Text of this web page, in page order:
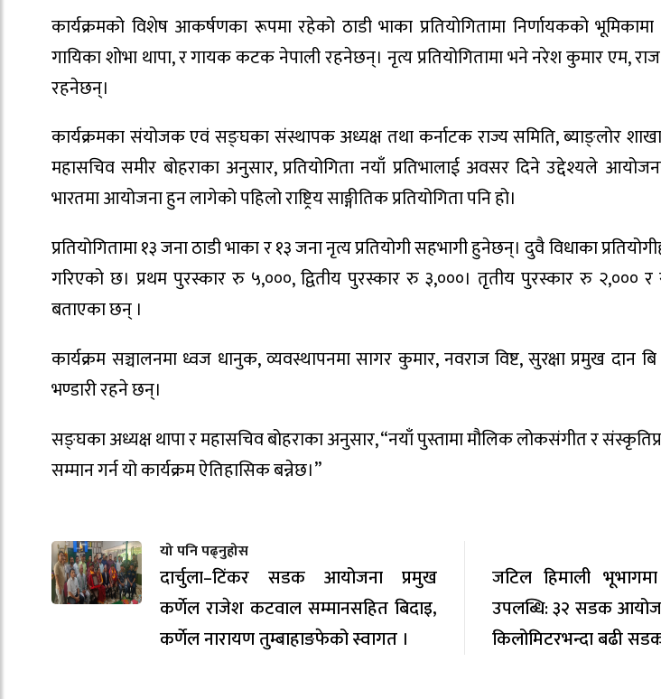
कार्यक्रमको विशेष आकर्षणका रूपमा रहेको ठाडी भाका प्रतियोगितामा निर्णायकको
गायिका शोभा थापा, र गायक कटक नेपाली रहनेछन्। नृत्य प्रतियोगितामा भने नरेश कुमार एम,
रहनेछन्।
कार्यक्रमका संयोजक एवं सङ्घका संस्थापक अध्यक्ष तथा कर्नाटक राज्य समिति, ब्याङ्लोर
महासचिव समीर बोहराका अनुसार, प्रतियोगिता नयाँ प्रतिभालाई अवसर दिने उद्देश्यले
भारतमा आयोजना हुन लागेको पहिलो राष्ट्रिय साङ्गीतिक प्रतियोगिता पनि हो।
प्रतियोगितामा १३ जना ठाडी भाका र १३ जना नृत्य प्रतियोगी सहभागी हुनेछन्। दुवै विधाका
गरिएको छ। प्रथम पुरस्कार रु ५,०००, द्वितीय पुरस्कार रु ३,०००। तृतीय पुरस्कार रु २,०००
बताएका छन् ।
कार्यक्रम सञ्चालनमा ध्वज धानुक, व्यवस्थापनमा सागर कुमार, नवराज विष्ट, सुरक्षा प्रमुख
भण्डारी रहने छन्।
सङ्घका अध्यक्ष थापा र महासचिव बोहराका अनुसार, “नयाँ पुस्तामा मौलिक लोकसंगीत र
सम्मान गर्न यो कार्यक्रम ऐतिहासिक बन्नेछ।”
यो पनि पढ्नुहोस
दार्चुला–टिंकर सडक आयोजना प्रमुख
कर्णेल राजेश कटवाल सम्मानसहित बिदाइ,
कर्णेल नारायण तुम्बाहाङफेको स्वागत ।
जटिल हिमाली
उपलब्धि: ३२ सडक
किलोमिटरभन्दा बढी